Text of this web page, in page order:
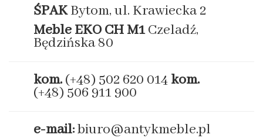
ŚPAKBytom, ul. Krawiecka 2
Meble EKO CH M1Czeladź,
Będzińska 80
kom. (+48) 502 620 014 kom.
(+48) 506 911 900
e-mail:biuro@antykmeble.pl